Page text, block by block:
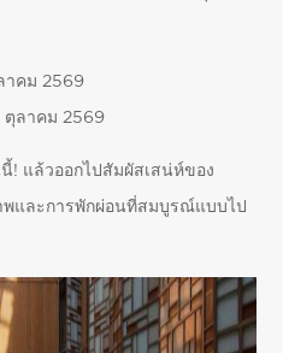
าคม 2569
ตุลาคม 2569
! แล้วออกไปสัมผัสเสน่ห์ของ
และการพักผ่อนที่สมบูรณ์แบบไป